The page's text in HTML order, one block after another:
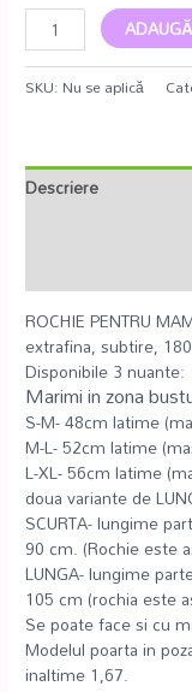
SKU: Nu se aplică
Descriere
ROCHIE PENTRU
extrafina, subtire,
Disponibile 3 nuante:
Marimi in zona
S-M- 48cm latime
M-L- 52cm latime
L-XL- 56cm latime
doua variante de
SCURTA- lungime
90 cm. (Rochie este
LUNGA- lungime
105 cm (rochia este
Se poate face si cu
Modelul poarta in
inaltime 1,67.